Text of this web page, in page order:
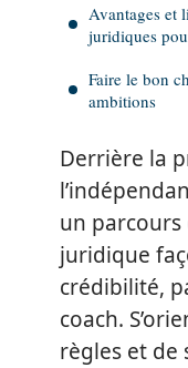
Avantages et
juridiques
Faire le bon
ambitions
Derrière la
un
juridique
crédibilité,
coach.
règles et de